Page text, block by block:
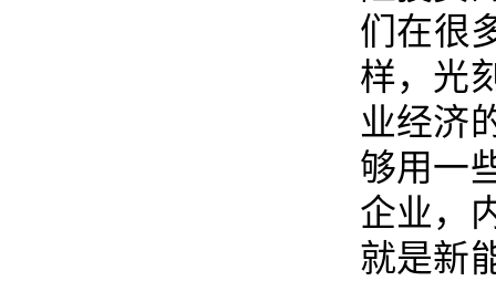
们在很
样，光
业经济
够用一
企业，
就是新